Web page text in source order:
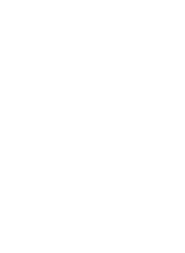
兼并重组风险
外并购风险及
是企业了解行
，正确制定企
考价值！
进行了分析，
展现状、如何
议、行业竞争
等等。报告还
，对行业在产
法。报告对于
和应用过程
等技术，实现
高生产效率和
竞争力的关
、更高耐久
以满足高端建
业拓展市场的
析了内墙涂
展环境、市场
点等）、竞争
组群、竞争因
替代品和互补
道分析、行业